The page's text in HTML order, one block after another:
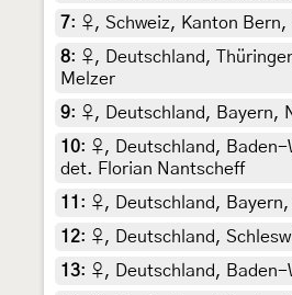
7: ♀, Schweiz, Kanton
8: ♀, Deutschland,
Melzer
9: ♀, Deutschland, Bayern,
10: ♀, Deutschland, Baden-
det. Florian Nantscheff
11 : ♀, Deutschland,
12: ♀, Deutschland,
13: ♀, Deutschland, Baden-